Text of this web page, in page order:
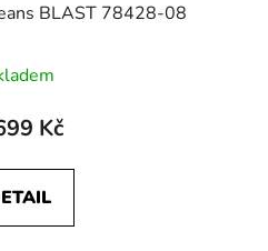
BLAST 78428-08
Kč